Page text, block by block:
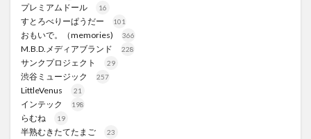
プレミアムドール 16
すとろべりーぱうだー 101
おもいで。（memories) 366
M.B.D.メディアブランド 228
サンクプロジェクト 29
渋谷ミュージック 257
LittleVenus 21
インテック 198
らむね 19
半熟むきたてたまご 23